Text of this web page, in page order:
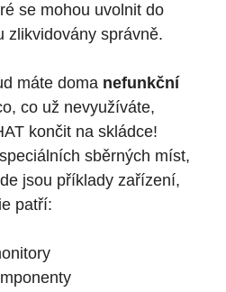
se mohou uvolnit do
zlikvidovány správně.
máte doma nefunkční
co už nevyužíváte,
končit na skládce!
sběrných míst,
jsou příklady zařízení,
patří: